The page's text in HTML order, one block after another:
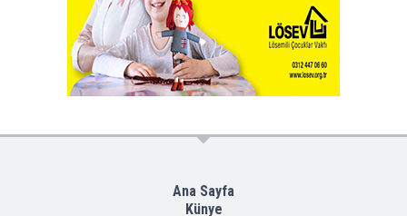
Ana Sayfa
Künye